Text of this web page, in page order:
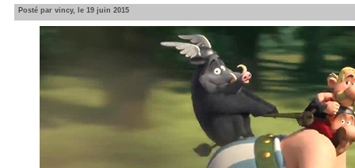
Posté par vincy, le 19 juin 2015